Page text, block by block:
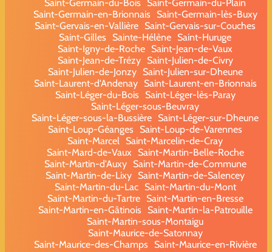
Saint-Germain-du-Bois
Saint-Germain-du-Plain
Saint-Germain-en-Brionnais
Saint-Germain-lès-Buxy
Saint-Gervais-en-Vallière Saint-Gervais-sur-Couches
Saint-Gilles
Sainte-Hélène Saint-Huruge
Saint-Igny-de-Roche Saint-Jean-de-Vaux
Saint-Jean-de-Trézy
Saint-Julien-de-Civry
Saint-Julien-de-Jonzy
Saint-Julien-sur-Dheune
Saint-Laurent-d'Andenay
Saint-Laurent-en-Brionnais
Saint-Léger-du-Bois
Saint-Léger-lès-Paray
Saint-Léger-sous-Beuvray
Saint-Léger-sous-la-Bussière Saint-Léger-sur-Dheune
Saint-Loup-Géanges
Saint-Loup-de-Varennes
Saint-Marcel
Saint-Marcelin-de-Cray
Saint-Mard-de-Vaux
Saint-Martin-Belle-Roche
Saint-Martin-d'Auxy
Saint-Martin-de-Commune
Saint-Martin-de-Lixy Saint-Martin-de-Salencey
Saint-Martin-du-Lac
Saint-Martin-du-Mont
Saint-Martin-du-Tartre
Saint-Martin-en-Bresse
Saint-Martin-en-Gâtinois
Saint-Martin-la-Patrouille
Saint-Martin-sous-Montaigu
Saint-Maurice-de-Satonnay
Saint-Maurice-des-Champs
Saint-Maurice-en-Rivière